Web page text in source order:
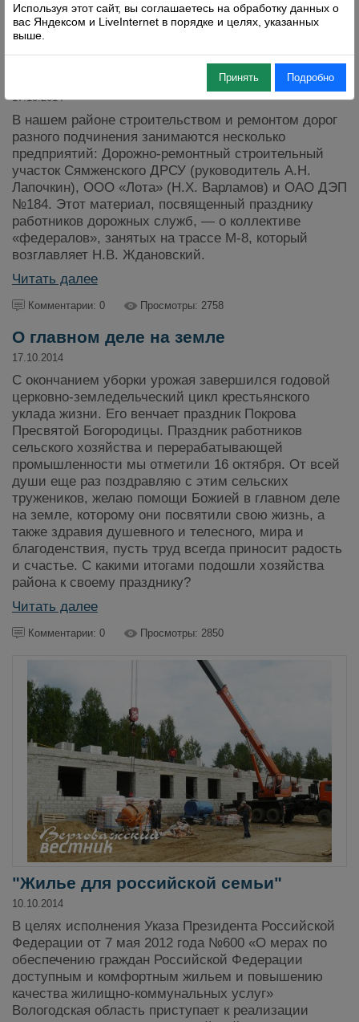
Хорошие дороги — хорошим
17.10.2014
В нашем районе строительством и ремонтом дорог
разного подчинения занимаются несколько
предприятий: Дорожно-ремонтный строительный
участок Сямженского ДРСУ (руководитель А.Н.
Лапочкин), ООО «Лота» (Н.Х. Варламов) и ОАО ДЭП
№184. Этот материал, посвященный празднику
работников дорожных служб, — о коллективе
«федералов», занятых на трассе М-8, который
возглавляет Н.В. Ждановский.
Читать далее
Комментарии: 0 Просмотры: 2758
О главном деле на земле
17.10.2014
С окончанием уборки урожая завершился годовой
церковно-земледельческий цикл крестьянского
уклада жизни. Его венчает праздник Покрова
Пресвятой Богородицы. Праздник работников
сельского хозяйства и перерабатывающей
промышленности мы отметили 16 октября. От всей
души еще раз поздравляю с этим сельских
тружеников, желаю помощи Божией в главном деле
на земле, которому они посвятили свою жизнь, а
также здравия душевного и телесного, мира и
благоденствия, пусть труд всегда приносит радость
и счастье. С какими итогами подошли хозяйства
района к своему празднику?
Читать далее
Комментарии: 0 Просмотры: 2850
"Жилье для российской семьи"
10.10.2014
В целях исполнения Указа Президента Российской
Федерации от 7 мая 2012 года №600 «О мерах по
обеспечению граждан Российской Федерации
доступным и комфортным жильем и повышению
качества жилищно-коммунальных услуг»
Вологодская область приступает к реализации
Используя этот сайт, вы соглашаетесь на обработку данных о
вас Яндексом и LiveInternet в порядке и целях, указанных
выше.
Принять Подробно